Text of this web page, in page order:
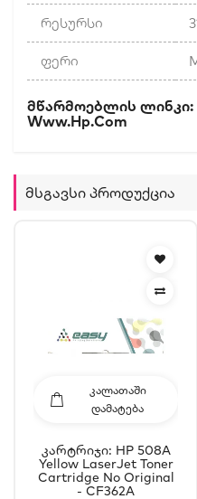
რესურსი
ფერი
Www.hp.com
Მსგავსი Პროდუქცია
ᲙᲐᲚᲐᲗᲐᲨᲘ
ᲓᲐᲛᲐᲢᲔᲑᲐ
Კარტრიჯი: HP 508A
Yellow LaserJet Toner
Cartridge No Original
- CF362A